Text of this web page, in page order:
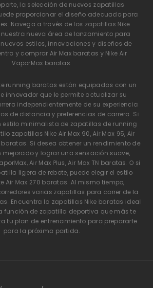
la selección de nuevos zapatillas
proporcionar el diseño adecuado para
Navega a través de los zapatillas Nike
nueva área de lanzamiento para
estilos, innovaciones y diseños de
y comprar Air Max baratas y Nike Air
VaporMax baratas.
running baratas están equipadas con un
innovador que le permite actualizar su
independientemente de su experiencia
de distancia y preferencias de carrera. Si
estilo minimalista de zapatillas de running
zapatillas Nike Air Max 90, Air Max 95, Air
baratas. Si desea obtener un rendimiento de
y lograr una sensación suave,
Air Max Plus, Air Max TN baratas. O si
ligera de rebote, puede elegir el estilo
Air Max 270 baratas. Al mismo tiempo,
varias zapatillas para correr de la
Encuentra la zapatillas Nike baratas ideal
función de zapatilla deportiva que más te
tu plan de entrenamiento para prepararte
para la próxima partida.